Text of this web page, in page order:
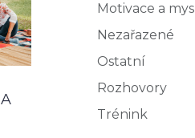
Motivace a mysl
Nezařazené
Ostatní
Rozhovory
Trénink